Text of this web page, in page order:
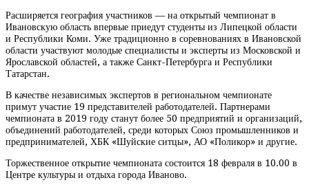
Расширяется география участников — на открытый чемпионат в
Ивановскую область впервые приедут студенты из Липецкой области
и Республики Коми. Уже традиционно в соревнованиях в Ивановской
области участвуют молодые специалисты и эксперты из Московской и
Ярославской областей, а также Санкт-Петербурга и Республики
Татарстан.
В качестве независимых экспертов в региональном чемпионате
примут участие 19 представителей работодателей. Партнерами
чемпионата в 2019 году станут более 50 предприятий и организаций,
объединений работодателей, среди которых Союз промышленников и
предпринимателей, ХБК «Шуйские ситцы», АО «Поликор» и другие.
Торжественное открытие чемпионата состоится 18 февраля в 10.00 в
Центре культуры и отдыха города Иваново.